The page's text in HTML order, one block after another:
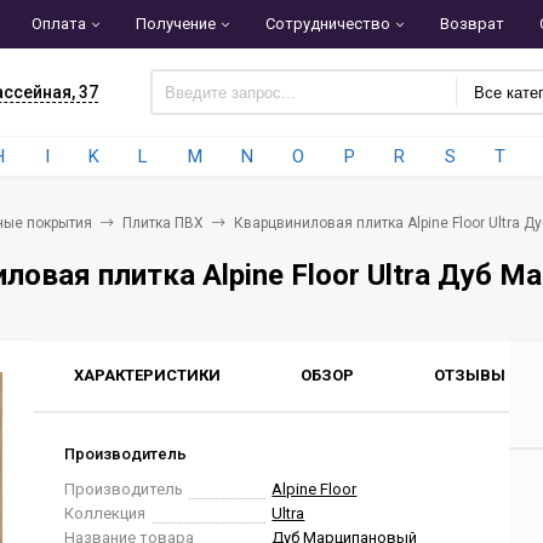
Оплата Получение Сотрудничество Возврат
37 Все
I K L M N O P R S T
покрытия Плитка ПВХ Кварцвиниловая плитка Alpine Floor Ultra
плитка Alpine Floor Ultra Дуб
ХАРАКТЕРИСТИКИ ОБЗОР ОТЗЫВЫ
Производитель
Производитель
Alpine Floor
Коллекция
Ultra
Название товара
Дуб Марципановый